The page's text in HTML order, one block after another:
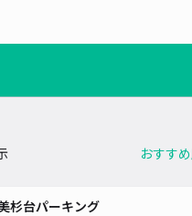
杉台パーキング